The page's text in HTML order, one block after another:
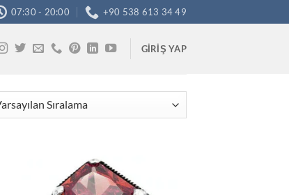
07:30 - 20:00 +90 538 613 34 49
GIRIŞ YAP